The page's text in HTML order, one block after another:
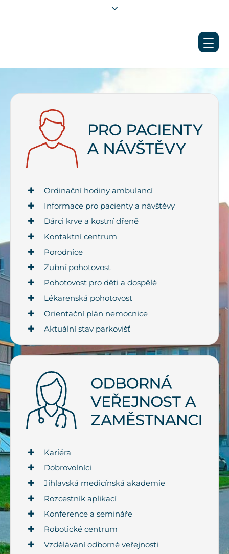
Ordinační hodiny ambulancí
Informace pro pacienty a návštěvy
Dárci krve a kostní dřeně
Kontaktní centrum
Porodnice
Zubní pohotovost
Pohotovost pro děti a dospělé
Lékarenská pohotovost
Orientační plán nemocnice
Aktuální stav parkovišť
Kariéra
Dobrovolníci
Jihlavská medicínská akademie
Rozcestník aplikací
Konference a semináře
Robotické centrum
Vzdělávání odborné veřejnosti